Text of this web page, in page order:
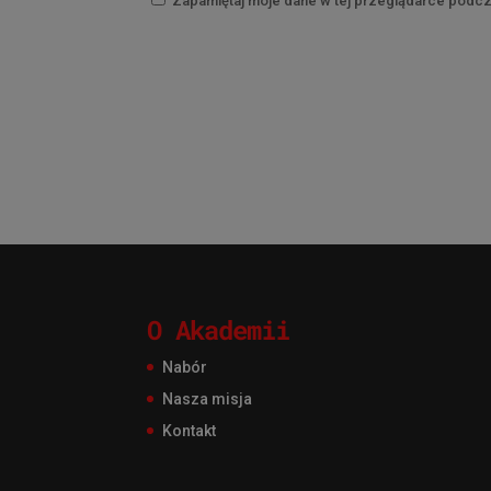
O Akademii
Nabór
Nasza misja
Kontakt